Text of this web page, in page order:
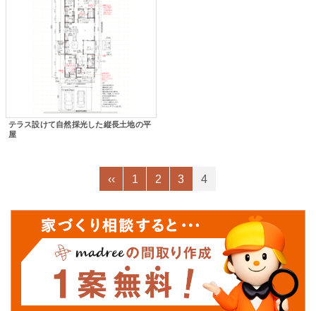
テラス設けて自然採光した縦長土地の平
屋
‹‹ 1 2 3 4